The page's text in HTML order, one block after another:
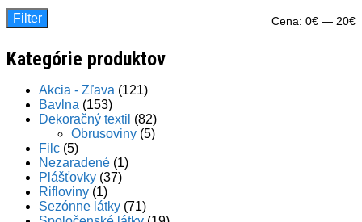
Filter Cena: 0€ — 20€
Kategórie produktov
Akcia - Zľava (121)
Bavlna (153)
Dekoračný textil (82)
Obrusoviny (5)
Filc (5)
Nezaradené (1)
Plášťovky (37)
Rifloviny (1)
Sezónne látky (71)